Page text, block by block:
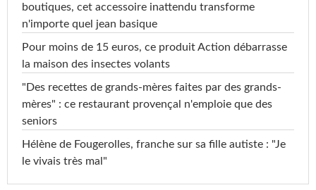
boutiques, cet accessoire inattendu transforme
n'importe quel jean basique
Pour moins de 15 euros, ce produit Action débarrasse
la maison des insectes volants
"Des recettes de grands-mères faites par des grands-
mères" : ce restaurant provençal n'emploie que des
seniors
Hélène de Fougerolles, franche sur sa fille autiste : "Je
le vivais très mal"